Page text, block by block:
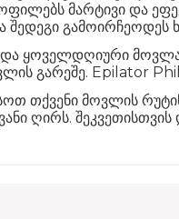
მარტივი და
გამოირჩეოდეს
და ყოველდღიური
გარეშე. Epilator
თქვენი მოვლის
ღირს.